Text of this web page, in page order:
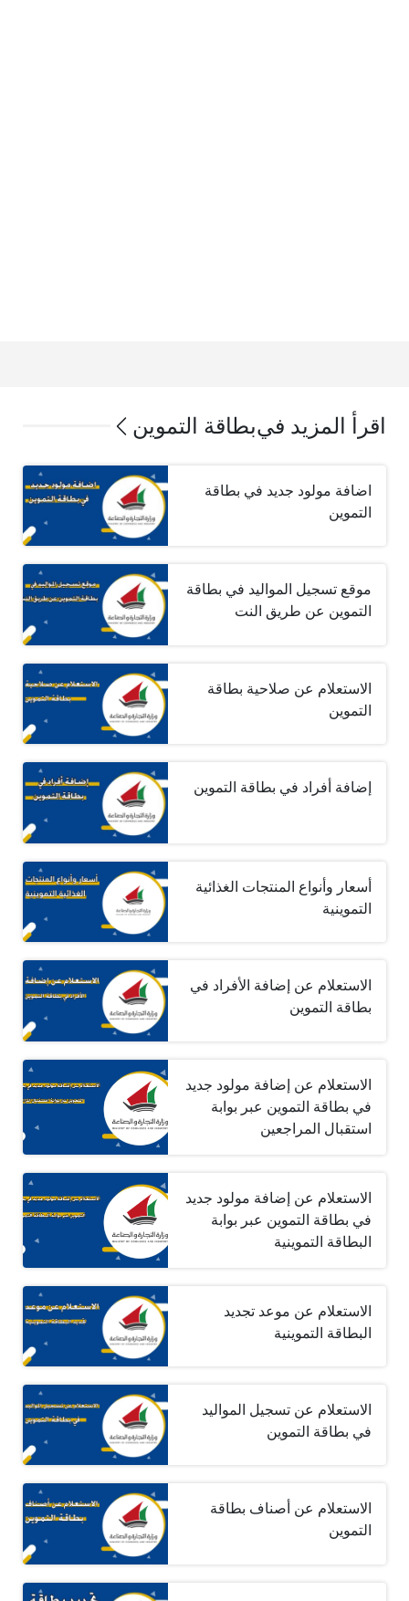
اقرأ المزيد فيبطاقة التموين
اضافة مولود جديد في بطاقة
التموين
موقع تسجيل المواليد في بطاقة
التموين عن طريق النت
الاستعلام عن صلاحية بطاقة
التموين
إضافة أفراد في بطاقة التموين
أسعار وأنواع المنتجات الغذائية
التموينية
الاستعلام عن إضافة الأفراد في
بطاقة التموين
الاستعلام عن إضافة مولود جديد
في بطاقة التموين عبر بوابة
استقبال المراجعين
الاستعلام عن إضافة مولود جديد
في بطاقة التموين عبر بوابة
البطاقة التموينية
الاستعلام عن موعد تجديد
البطاقة التموينية
الاستعلام عن تسجيل المواليد
في بطاقة التموين
الاستعلام عن أصناف بطاقة
التموين